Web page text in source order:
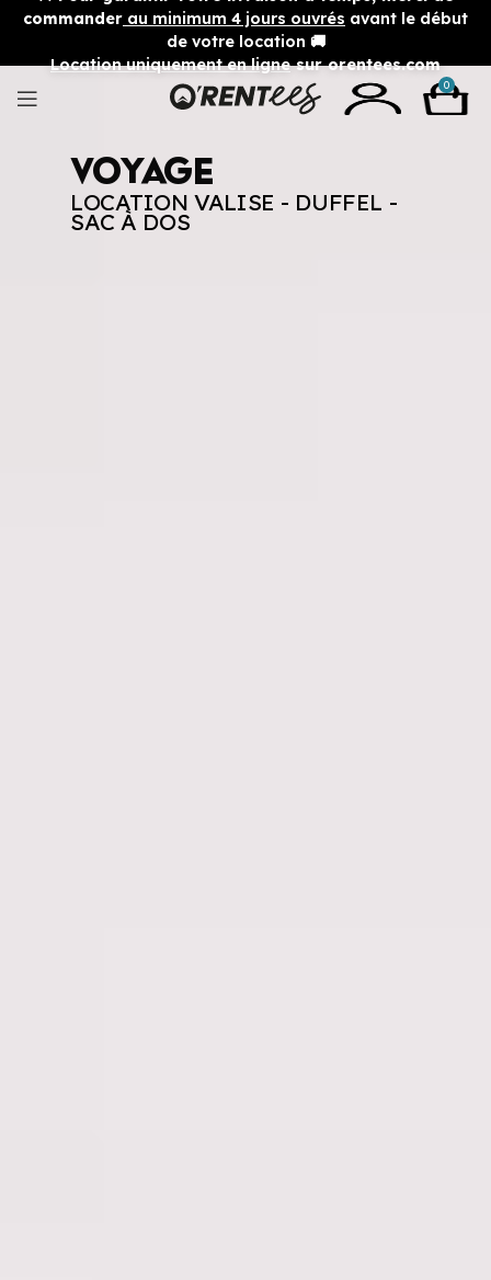
commander au minimum 4 jours ouvrés avant le début
de votre location 🚚
Location uniquement en lignesur orentees.com
0
Voyage
LOCATION VALISE - DUFFEL -
SAC À DOS